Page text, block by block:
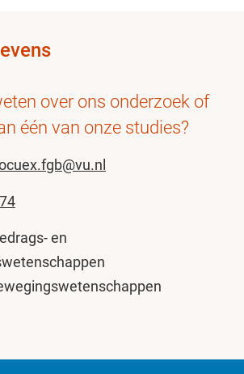
over ons onderzoek of
één van onze studies?
en